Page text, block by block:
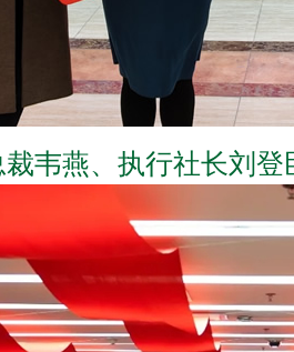
韦燕、执行社长刘